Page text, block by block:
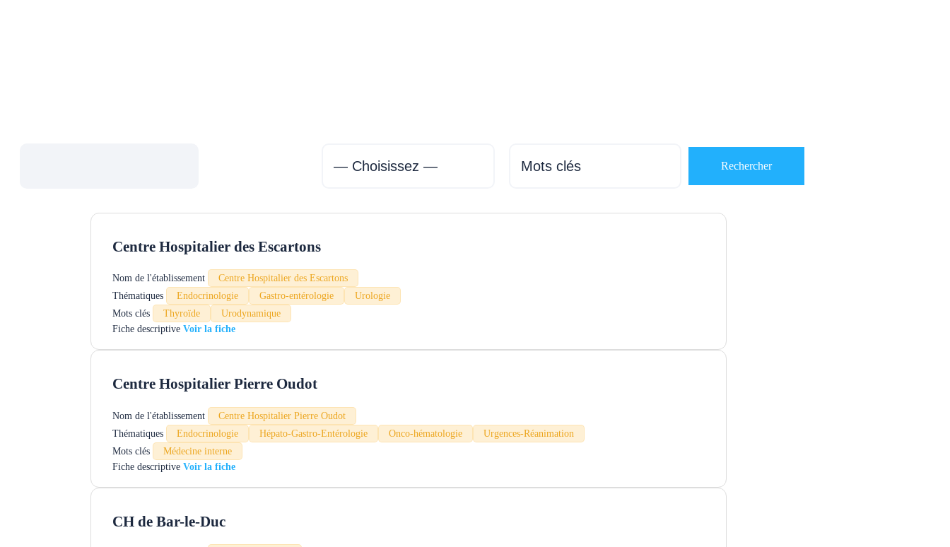
Centre Hospitalier des Escartons
Nom de l'établissement
Centre Hospitalier des Escartons
Thématiques
Endocrinologie Gastro-entérologie Urologie
Fiche descriptive
Mots clés Thyroïde Urodynamique
Centre Hospitalier Pierre Oudot
Nom de l'établissement
Centre Hospitalier Pierre Oudot
Thématiques
Endocrinologie Hépato-Gastro-Entérologie Onco-hématologie Urgences-Réanimation
Fiche descriptive
Mots clés Médecine interne
CH de Bar-le-Duc